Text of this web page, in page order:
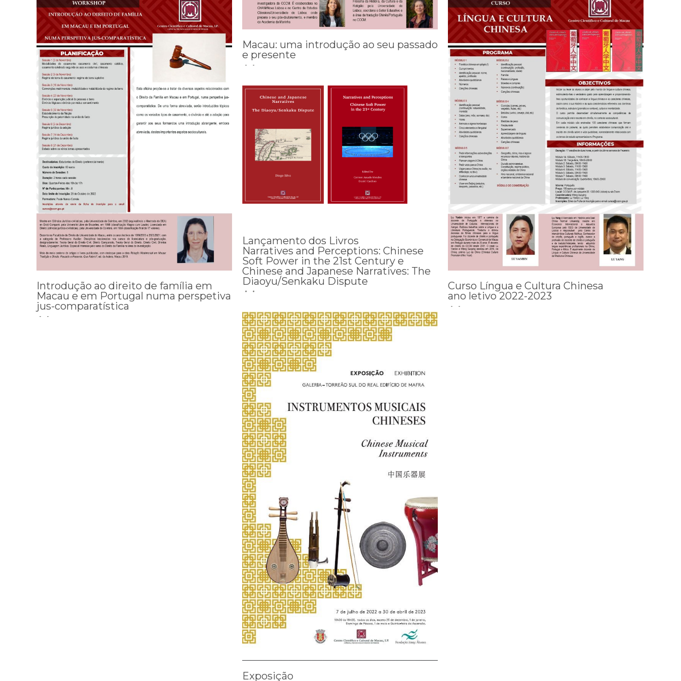
Macau: uma introdução ao seu passado
e presente
Introdução ao direito de família em
Macau e em Portugal numa perspetiva
jus-comparatística
Curso Língua e Cultura Chinesa
ano letivo 2022-2023
Lançamento dos Livros
Narratives and Perceptions: Chinese
Soft Power in the 21st Century e
Chinese and Japanese Narratives: The
Diaoyu/Senkaku Dispute
Exposição